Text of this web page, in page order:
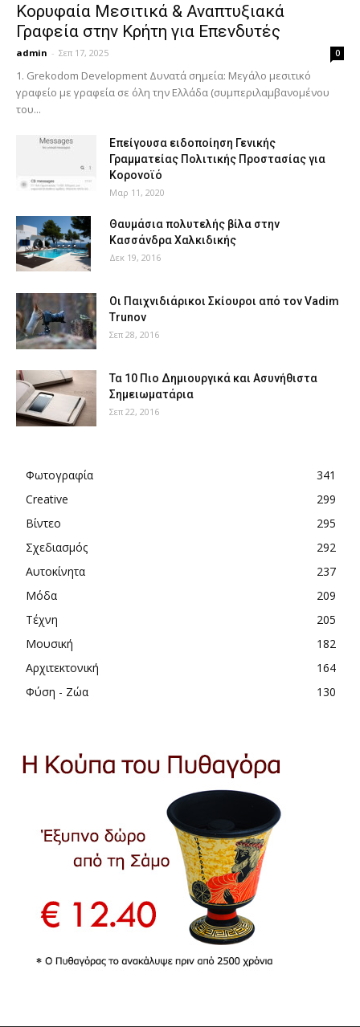
Κορυφαία Μεσιτικά & Αναπτυξιακά
Γραφεία στην Κρήτη για Επενδυτές
admin - Σεπ 17, 2025 0
1. Grekodom Development Δυνατά σημεία: Μεγάλο μεσιτικό
γραφείο με γραφεία σε όλη την Ελλάδα (συμπεριλαμβανομένου
του...
Επείγουσα ειδοποίηση Γενικής
Γραμματείας Πολιτικής Προστασίας για
Κορονοϊό
Μαρ 11, 2020
Θαυμάσια πολυτελής βίλα στην
Κασσάνδρα Χαλκιδικής
Δεκ 19, 2016
Οι Παιχνιδιάρικοι Σκίουροι από τον Vadim
Trunov
Σεπ 28, 2016
Τα 10 Πιο Δημιουργικά και Ασυνήθιστα
Σημειωματάρια
Σεπ 22, 2016
Φωτογραφία
341
Creative
299
Βίντεο
295
Σχεδιασμός
292
Αυτοκίνητα
237
Μόδα
209
Τέχνη
205
Μουσική
182
Αρχιτεκτονική
164
Φύση - Ζώα
130